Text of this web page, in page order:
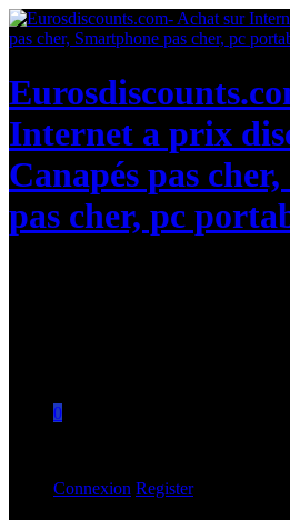
Internet a prix
Canapés pas
pas cher, pc
0
Connexion Register